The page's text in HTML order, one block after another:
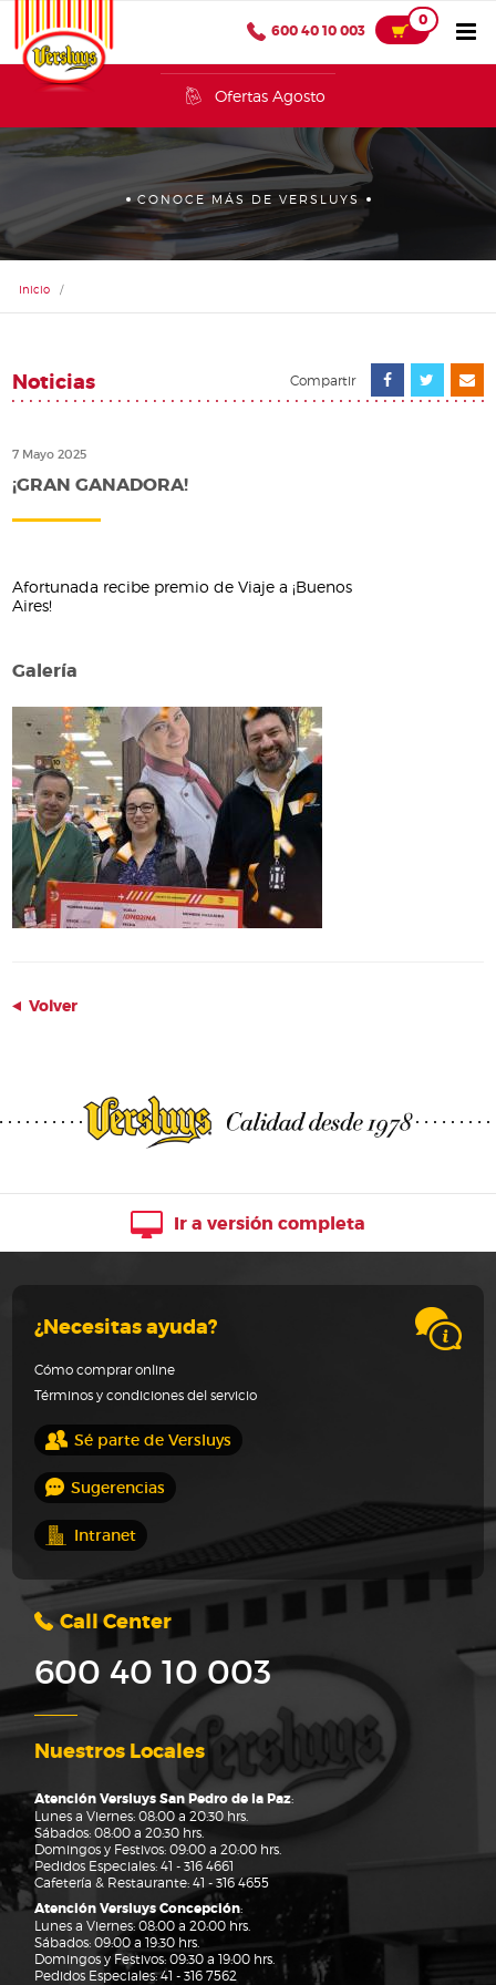
600 40 10 003
0
Ofertas Agosto
CONOCE MÁS DE VERSLUYS
Inicio /
Noticias Compartir
7 Mayo 2025
¡GRAN GANADORA!
Afortunada recibe premio de Viaje a ¡Buenos
Aires!
Galería
Volver
Ir a versión completa
¿Necesitas ayuda?
Cómo comprar online
Términos y condiciones del servicio
Sé parte de Versluys
Sugerencias
Intranet
Call Center
600 40 10 003
Nuestros Locales
Atención Versluys San Pedro de la Paz:
Lunes a Viernes: 08:00 a 20:30 hrs.
Sábados: 08:00 a 20:30 hrs.
Domingos y Festivos: 09:00 a 20:00 hrs.
Pedidos Especiales:41 - 316 4661
Cafetería & Restaurante:41 - 316 4655
Atención Versluys Concepción:
Lunes a Viernes: 08:00 a 20:00 hrs.
Sábados: 09:00 a 19:30 hrs.
Domingos y Festivos: 09:30 a 19:00 hrs.
Pedidos Especiales:41 - 316 7562